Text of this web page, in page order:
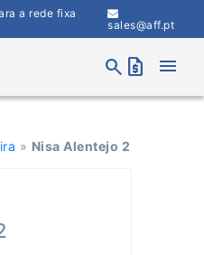
a rede fixa
sales@aff.pt
search request_quote menu
» Nisa Alentejo 2